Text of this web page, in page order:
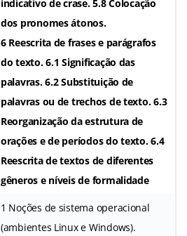
indicativo de crase. 5.8 Colocação
dos pronomes átonos.
6 Reescrita de frases e parágrafos
do texto. 6.1 Significação das
palavras. 6.2 Substituição de
palavras ou de trechos de texto. 6.3
Reorganização da estrutura de
orações e de períodos do texto. 6.4
Reescrita de textos de diferentes
gêneros e níveis de formalidade
1 Noções de sistema operacional
(ambientes Linux e Windows).